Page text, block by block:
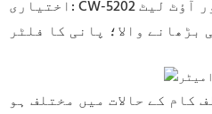
اختیاری: CW-5202 ڈوئل واٹر انلیٹ اور آؤٹ لیٹ
کام کے حالات میں مختلف ہو